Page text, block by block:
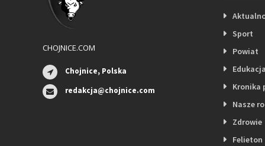
CHOJNICE.COM
Chojnice, Polska
redakcja@chojnice.com
Sport
Powiat
Kronika
Nasze
Zdrowie
Felieton